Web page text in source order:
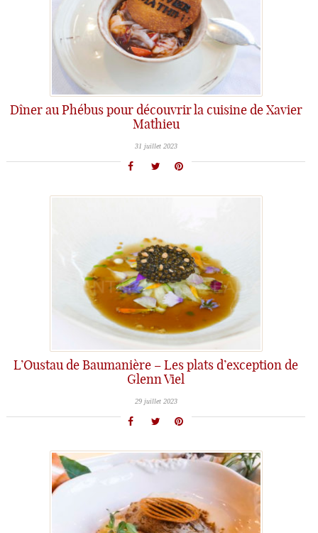
Dîner au Phébus pour découvrir la cuisine de Xavier
Mathieu
31 juillet 2023
L’Oustau de Baumanière – Les plats d’exception de
Glenn Viel
29 juillet 2023